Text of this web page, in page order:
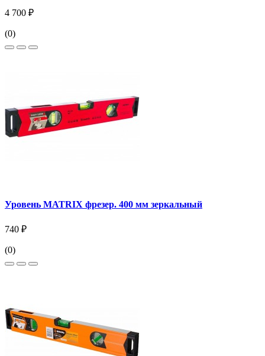
4 700 ₽
(0)
Уровень MATRIX фрезер. 400 мм зеркальный
740 ₽
(0)